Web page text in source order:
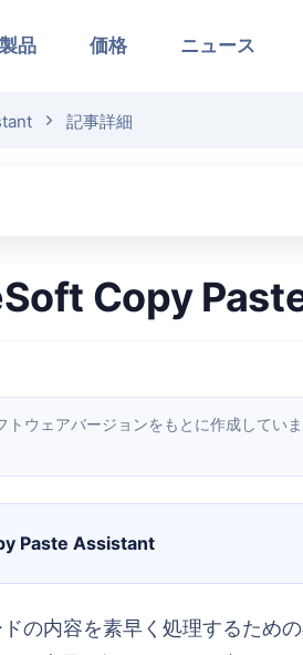
製品 価格 ニュース
記事詳細
Copy
Paste Assistant